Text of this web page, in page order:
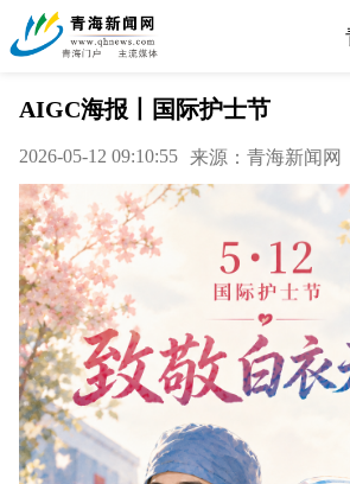
AIGC海报丨国际护士节
2026-05-12 09:10:55 来源：青海新闻网